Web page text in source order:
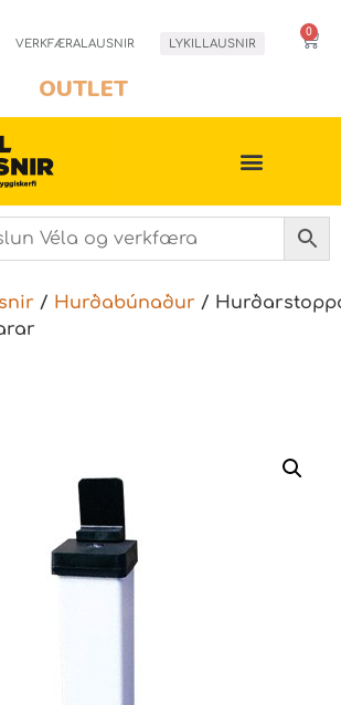
VERKFÆRALAUSNIR LYKILLAUSNIR
OUTLET
0
/ Hurðabúnaður /